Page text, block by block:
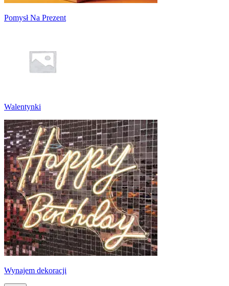
Pomysł Na Prezent
Walentynki
Wynajem dekoracji